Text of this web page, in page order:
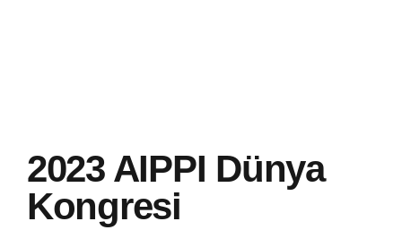
2023 AIPPI Dünya
Kongresi